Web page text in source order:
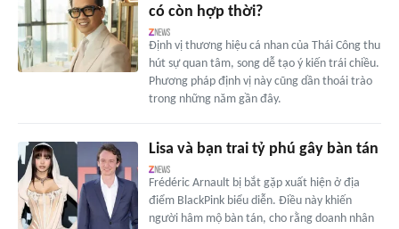
có còn hợp thời?
Định vị thương hiệu cá nhan của Thái Công thu
hút sự quan tâm, song dễ tạo ý kiến trái chiều.
Phương pháp định vị này cũng dần thoái trào
trong những năm gần đây.
Lisa và bạn trai tỷ phú gây bàn tán
Frédéric Arnault bị bắt gặp xuất hiện ở địa
điểm BlackPink biểu diễn. Điều này khiến
người hâm mộ bàn tán, cho rằng doanh nhân